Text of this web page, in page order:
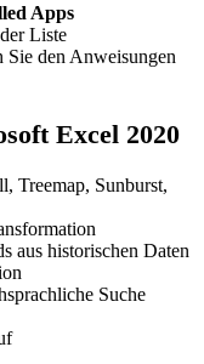
Apps
Liste
Sie den Anweisungen
Excel 2020
Treemap, Sunburst,
aus historischen Daten
Suche